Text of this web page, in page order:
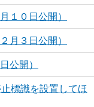
１０日公開）
月３日公開）
公開）
標識を設置してほ